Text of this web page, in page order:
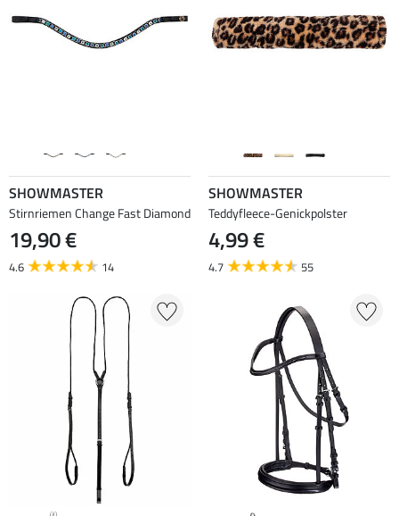
SHOWMASTER
Stirnriemen Change Fast Diamond
19,90 €
4.6 14
SHOWMASTER
Teddyfleece-Genickpolster
4,99 €
4.7 55